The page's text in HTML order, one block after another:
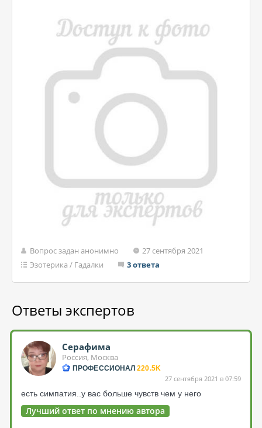
Вопрос задан анонимно
27 сентября 2021
Эзотерика / Гадалки 3 ответа
Ответы экспертов
Серафима
Россия, Москва
ПРОФЕССИОНАЛ 220.5K
27 сентября 2021 в 07:59
есть симпатия..у вас больше чувств чем у него
Лучший ответ по мнению автора